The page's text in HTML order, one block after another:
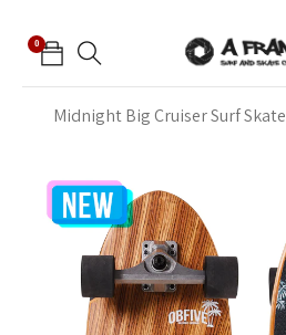
0
Midnight Big Cruiser Surf Skate